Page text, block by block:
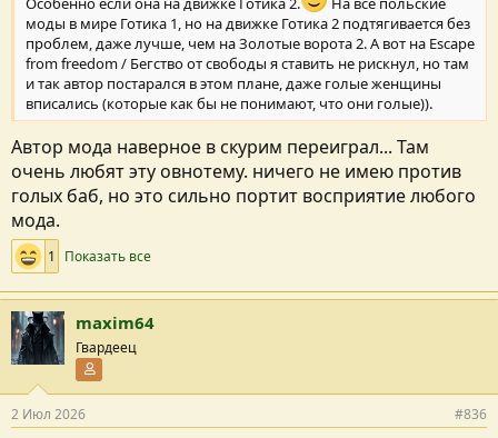
моды в мире Готика 1, но на движке Готика 2 подтягивается без
проблем, даже лучше, чем на Золотые ворота 2. А вот на Escape
from freedom / Бегство от свободы я ставить не рискнул, но там
и так автор постарался в этом плане, даже голые женщины
вписались (которые как бы не понимают, что они голые)).
Автор мода наверное в скурим переиграл... Там
очень любят эту овнотему. ничего не имею против
голых баб, но это сильно портит восприятие любого
мода.
1 Показать все
maxim64
Гвардеец
2 Июл 2026 #836